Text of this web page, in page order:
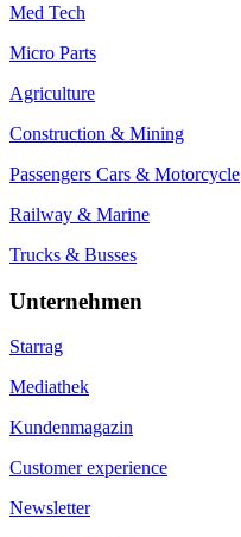
Med Tech
Micro Parts
Agriculture
Construction & Mining
Passengers Cars & Motorcycle
Railway & Marine
Trucks & Busses
Unternehmen
Starrag
Mediathek
Kundenmagazin
Customer experience
Newsletter